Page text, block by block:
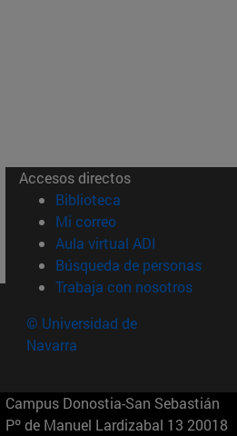
Accesos directos
Biblioteca (abre en nueva
Mi correo(abre en nueva
Aula virtual ADI (abre en
Búsqueda de personas(abre
Trabaja con nosotros(abre
© Universidad de
Navarra
Campus Donostia-San Sebastián
Pº de Manuel Lardizabal 13 20018